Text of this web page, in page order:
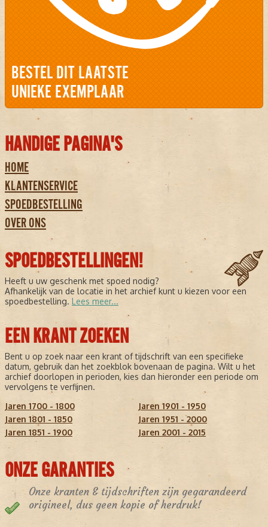
BESTEL DIT LAATSTE
UNIEKE EXEMPLAAR
HANDIGE PAGINA'S
HOME
KLANTENSERVICE
SPOEDBESTELLING
OVER ONS
SPOEDBESTELLINGEN!
Heeft u uw geschenk met spoed nodig?
Afhankelijk van de locatie in het archief kunt u kiezen voor een
spoedbestelling. Lees meer...
EEN KRANT ZOEKEN
Bent u op zoek naar een krant of tijdschrift van een specifieke
datum, gebruik dan het zoekblok bovenaan de pagina. Wilt u het
archief doorlopen in perioden, kies dan hieronder een periode om
vervolgens te verfijnen.
Jaren 1700 - 1800
Jaren 1801 - 1850
Jaren 1851 - 1900
Jaren 1901 - 1950
Jaren 1951 - 2000
Jaren 2001 - 2015
ONZE GARANTIES
Onze kranten & tijdschriften zijn gegarandeerd
origineel, dus geen kopie of herdruk!